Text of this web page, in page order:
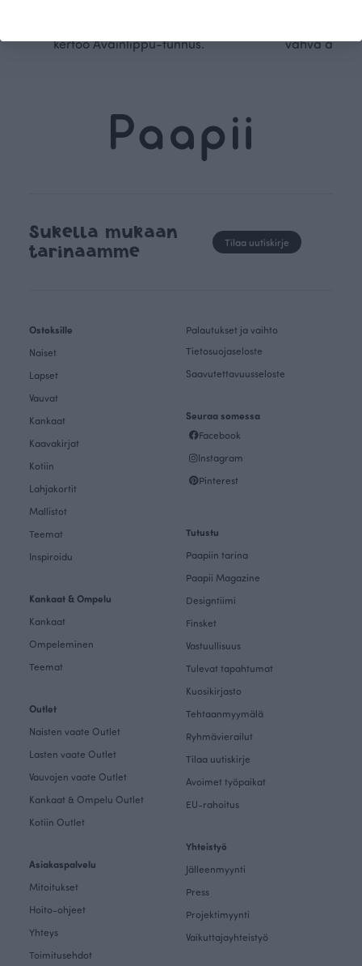
kertoo Avainlippu-tunnus.
vahva
Sukella mukaan
tarinaamme
Tilaa uutiskirje
Ostoksille
Naiset
Lapset
Vauvat
Kankaat
Kaavakirjat
Kotiin
Lahjakortit
Mallistot
Teemat
Inspiroidu
Kankaat & Ompelu
Kankaat
Ompeleminen
Teemat
Outlet
Naisten vaate Outlet
Lasten vaate Outlet
Vauvojen vaate Outlet
Kankaat & Ompelu Outlet
Kotiin Outlet
Asiakaspalvelu
Mitoitukset
Hoito-ohjeet
Yhteys
Toimitusehdot
Palautukset ja vaihto
Tietosuojaseloste
Saavutettavuusseloste
Seuraa somessa
Facebook
Instagram
Pinterest
Tutustu
Paapiin tarina
Paapii Magazine
Designtiimi
Finsket
Vastuullisuus
Tulevat tapahtumat
Kuosikirjasto
Tehtaanmyymälä
Ryhmävierailut
Tilaa uutiskirje
Avoimet työpaikat
EU-rahoitus
Yhteistyö
Jälleenmyynti
Press
Projektimyynti
Vaikuttajayhteistyö